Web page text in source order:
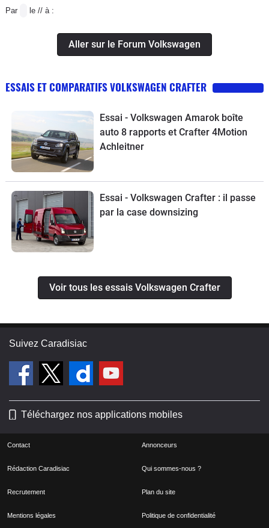
Par le // à :
Aller sur le Forum Volkswagen
ESSAIS ET COMPARATIFS VOLKSWAGEN CRAFTER
Essai - Volkswagen Amarok boîte
auto 8 rapports et Crafter 4Motion
Achleitner
Essai - Volkswagen Crafter : il passe
par la case downsizing
Voir tous les essais Volkswagen Crafter
Suivez Caradisiac
Téléchargez nos applications mobiles
Contact Annonceurs
Rédaction Caradisiac Qui sommes-nous ?
Recrutement Plan du site
Mentions légales Politique de confidentialité